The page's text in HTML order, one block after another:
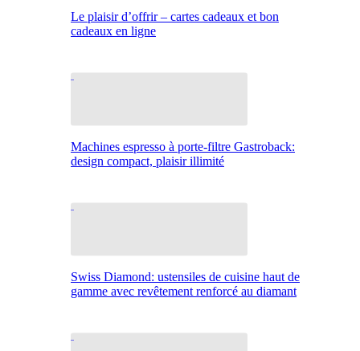
Le plaisir d’offrir – cartes cadeaux et bon
cadeaux en ligne
Machines espresso à porte-filtre Gastroback:
design compact, plaisir illimité
Swiss Diamond: ustensiles de cuisine haut de
gamme avec revêtement renforcé au diamant